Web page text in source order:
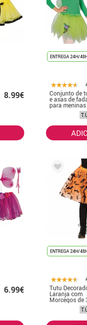
8.99€
ENTREGA 24H/
Conjunto de
e asas de
para meninas
6.99€
ENTREGA 24H/
Tutu
Laranja com
Morcegos de